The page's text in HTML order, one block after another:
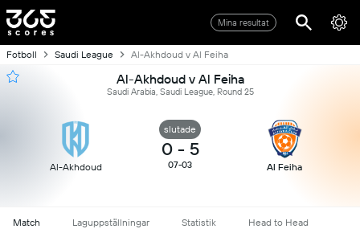
Mina resultat
Fotboll Saudi League Al-Akhdoud v Al Feiha
Al-Akhdoud v Al Feiha
Saudi Arabia, Saudi League, Round 25
Al-Akhdoud
slutade
0 - 5
07-03 Al Feiha
Match Laguppställningar Statistik Head to Head